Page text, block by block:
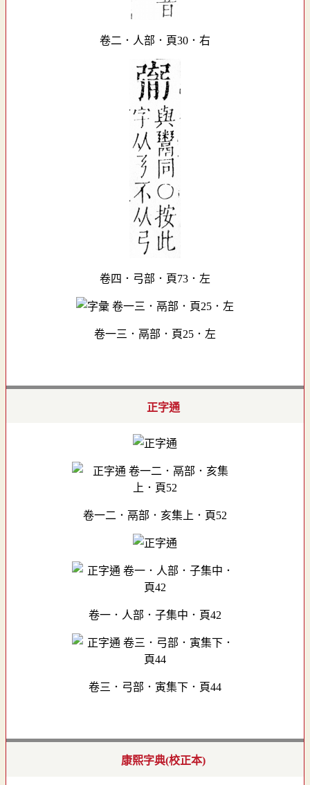
卷二．人部．頁30．右
卷四．弓部．頁73．左
卷一三．鬲部．頁25．左
正字通
卷一二．鬲部．亥集上．頁52
卷一．人部．子集中．頁42
卷三．弓部．寅集下．頁44
康熙字典(校正本)